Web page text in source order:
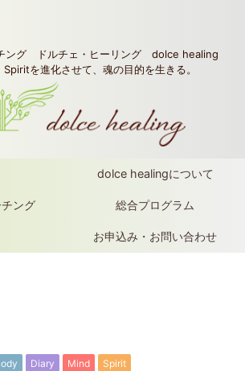
ング ドルチェ・ヒーリング dolce healing
を進化させて、魂の目的を生きる。
dolce healingについて
ング 総合プログラム
お申込み・お問い合わせ
Diary Mind Spirit